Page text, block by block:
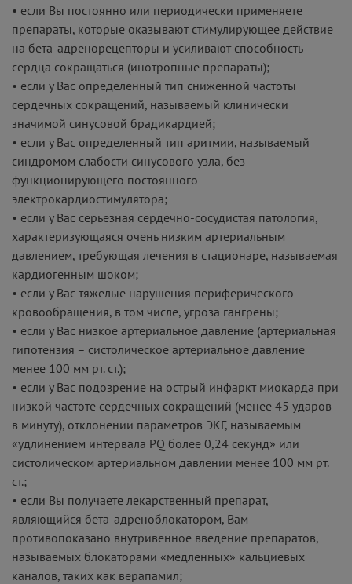
• если Вы постоянно или периодически применяете
препараты, которые оказывают стимулирующее действие
на бета-адренорецепторы и усиливают способность
сердца сокращаться (инотропные препараты);
• если у Вас определенный тип сниженной частоты
сердечных сокращений, называемый клинически
значимой синусовой брадикардией;
• если у Вас определенный тип аритмии, называемый
синдромом слабости синусового узла, без
функционирующего постоянного
электрокардиостимулятора;
• если у Вас серьезная сердечно-сосудистая патология,
характеризующаяся очень низким артериальным
давлением, требующая лечения в стационаре, называемая
кардиогенным шоком;
• если у Вас тяжелые нарушения периферического
кровообращения, в том числе, угроза гангрены;
• если у Вас низкое артериальное давление (артериальная
гипотензия – систолическое артериальное давление
менее 100 мм рт. ст.);
• если у Вас подозрение на острый инфаркт миокарда при
низкой частоте сердечных сокращений (менее 45 ударов
в минуту), отклонении параметров ЭКГ, называемым
«удлинением интервала PQ более 0,24 секунд» или
систолическом артериальном давлении менее 100 мм рт.
ст.;
• если Вы получаете лекарственный препарат,
являющийся бета-адреноблокатором, Вам
противопоказано внутривенное введение препаратов,
называемых блокаторами «медленных» кальциевых
каналов, таких как верапамил;